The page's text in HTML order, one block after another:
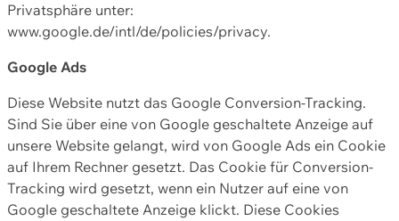
Privatsphäre unter:
www.google.de/intl/de/policies/privacy.
Google Ads
Diese Website nutzt das Google Conversion-Tracking.
Sind Sie über eine von Google geschaltete Anzeige auf
unsere Website gelangt, wird von Google Ads ein Cookie
auf Ihrem Rechner gesetzt. Das Cookie für Conversion-
Tracking wird gesetzt, wenn ein Nutzer auf eine von
Google geschaltete Anzeige klickt. Diese Cookies